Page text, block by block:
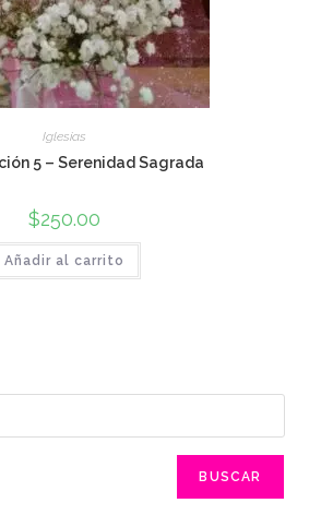
Iglesias
5 – Serenidad Sagrada
$250.00
Añadir al carrito
BUSCAR